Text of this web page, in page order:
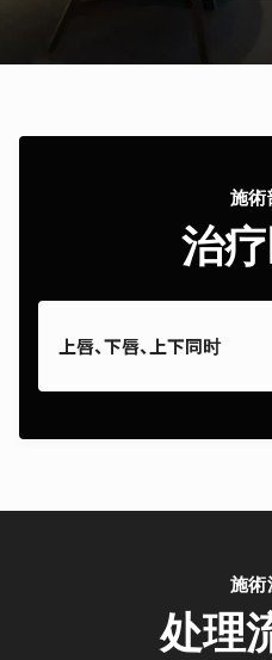
施術
治
上唇、下唇、上下同时
施術
处理